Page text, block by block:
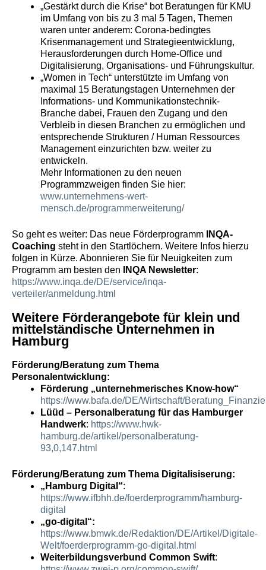
„Gestärkt durch die Krise“ bot Beratungen für KMU
im Umfang von bis zu 3 mal 5 Tagen, Themen
waren unter anderem: Corona-bedingtes
Krisenmanagement und Strategieentwicklung,
Herausforderungen durch Home-Office und
Digitalisierung, Organisations- und Führungskultur.
„Women in Tech“ unterstützte im Umfang von
maximal 15 Beratungstagen Unternehmen der
Informations- und Kommunikationstechnik-
Branche dabei, Frauen den Zugang und den
Verbleib in diesen Branchen zu ermöglichen und
entsprechende Strukturen / Human Ressources
Management einzurichten bzw. weiter zu
entwickeln.
Mehr Informationen zu den neuen
Programmzweigen finden Sie hier:
www.unternehmens-wert-
mensch.de/programmerweiterung/
So geht es weiter: Das neue Förderprogramm
INQA-
Coaching steht in den Startlöchern. Weitere Infos hierzu
folgen in Kürze. Abonnieren Sie für Neuigkeiten zum
Programm am besten den
INQA Newsletter:
https://www.inqa.de/DE/service/inqa-
verteiler/anmeldung.html
Weitere Förderangebote für klein und
mittelständische Unternehmen in
Hamburg
Förderung/Beratung zum Thema
Personalentwicklung:
Förderung „unternehmerisches Know-how“
https://www.bafa.de/DE/Wirtschaft/
Lüüd – Personalberatung für das Hamburger
Handwerk: https://www.hwk-
hamburg.de/artikel/personalberatung-
93,0,147.html
Förderung/Beratung zum Thema Digitalisiserung:
„Hamburg Digital“:
https://www.ifbhh.de/foerderprogramm/hamburg-
digital
„go-digital“:
https://www.bmwk.de/Redaktion/DE/Artikel/Digitale-
Welt/foerderprogramm-go-digital.html
Weiterbildungsverbund Common Swift: